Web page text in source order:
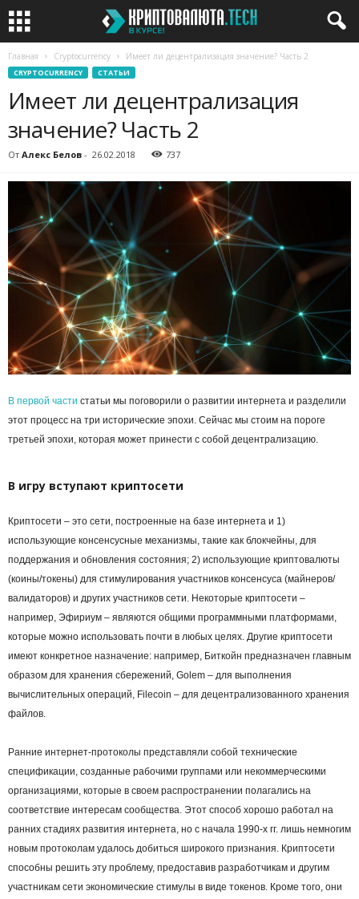
Главная Cryptocurrency Имеет ли децентрализация значение? Часть 2
CRYPTOCURRENCY СТАТЬИ
Имеет ли децентрализация
значение? Часть 2
От Алекс Белов - 26.02.2018 737
В первой части статьи мы поговорили о развитии интернета и разделили
этот процесс на три исторические эпохи. Сейчас мы стоим на пороге
третьей эпохи, которая может принести с собой децентрализацию.
В игру вступают криптосети
Криптосети – это сети, построенные на базе интернета и 1)
использующие консенсусные механизмы, такие как блокчейны, для
поддержания и обновления состояния; 2) использующие криптовалюты
(коины/токены) для стимулирования участников консенсуса (майнеров/
валидаторов) и других участников сети. Некоторые криптосети –
например, Эфириум – являются общими программными платформами,
которые можно использовать почти в любых целях. Другие криптосети
имеют конкретное назначение: например, Биткойн предназначен главным
образом для хранения сбережений, Golem – для выполнения
вычислительных операций, Filecoin – для децентрализованного хранения
файлов.
Ранние интернет-протоколы представляли собой технические
спецификации, созданные рабочими группами или некоммерческими
организациями, которые в своем распространении полагались на
соответствие интересам сообщества. Этот способ хорошо работал на
ранних стадиях развития интернета, но с начала 1990-х гг. лишь немногим
новым протоколам удалось добиться широкого признания. Криптосети
способны решить эту проблему, предоставив разработчикам и другим
участникам сети экономические стимулы в виде токенов. Кроме того, они